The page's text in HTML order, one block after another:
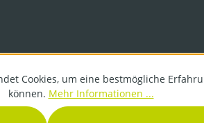
Cookies, um eine bestmögliche
können. Mehr Informationen ...